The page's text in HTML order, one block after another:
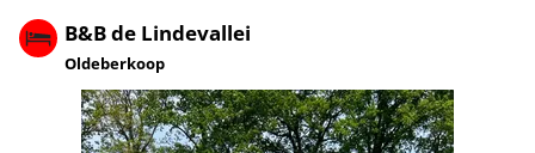
B&B de Lindevallei
Oldeberkoop